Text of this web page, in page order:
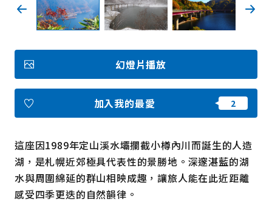
Face
book
Insta
gram
YouT
ube
Insta
gram
Face
book
照片集
影片
觀光手冊
使用條款
隱私權政策摘要
Cookie 政策
語言
這座因1989年定山溪水壩攔截小樽內川而誕生的人造
湖，是札幌近郊極具代表性的景勝地。深邃湛藍的湖
水與周圍綿延的群山相映成趣，讓旅人能在此近距離
感受四季更迭的自然韻律。
幻燈片播放
加入我的最愛